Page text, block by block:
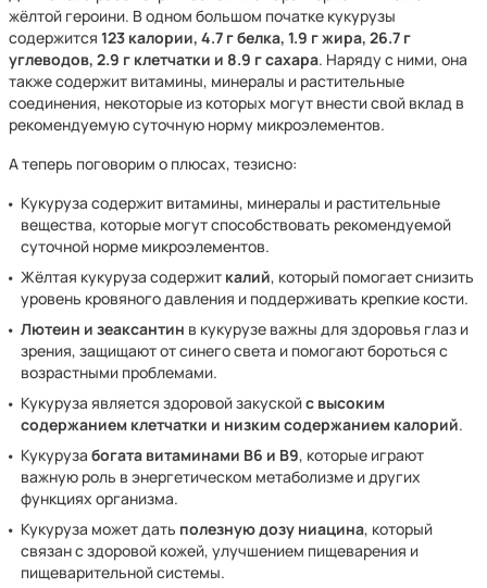
жёлтой героини. В одном большом початке кукурузы
содержится 123 калории, 4.7 г белка, 1.9 г жира, 26.7 г
углеводов, 2.9 г клетчатки и 8.9 г сахара. Наряду с ними, она
также содержит витамины, минералы и растительные
соединения, некоторые из которых могут внести свой вклад в
рекомендуемую суточную норму микроэлементов.
А теперь поговорим о плюсах, тезисно:
Кукуруза содержит витамины, минералы и растительные
вещества, которые могут способствовать рекомендуемой
суточной норме микроэлементов.
Жёлтая кукуруза содержит калий, который помогает снизить
уровень кровяного давления и поддерживать крепкие кости.
Лютеин и зеаксантин в кукурузе важны для здоровья глаз и
зрения, защищают от синего света и помогают бороться с
возрастными проблемами.
Кукуруза является здоровой закускойс высоким
содержанием клетчатки и низким содержанием калорий.
Кукурузабогата витаминами B6 и B9, которые играют
важную роль в энергетическом метаболизме и других
функциях организма.
Кукуруза может дать полезную дозу ниацина, который
связан с здоровой кожей, улучшением пищеварения и
пищеварительной системы.